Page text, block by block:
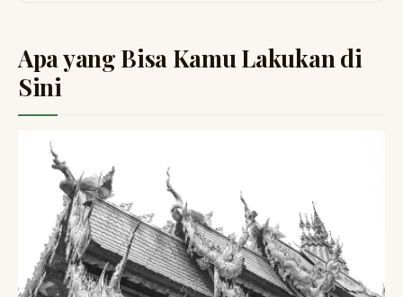
Apa yang Bisa Kamu Lakukan di
Sini